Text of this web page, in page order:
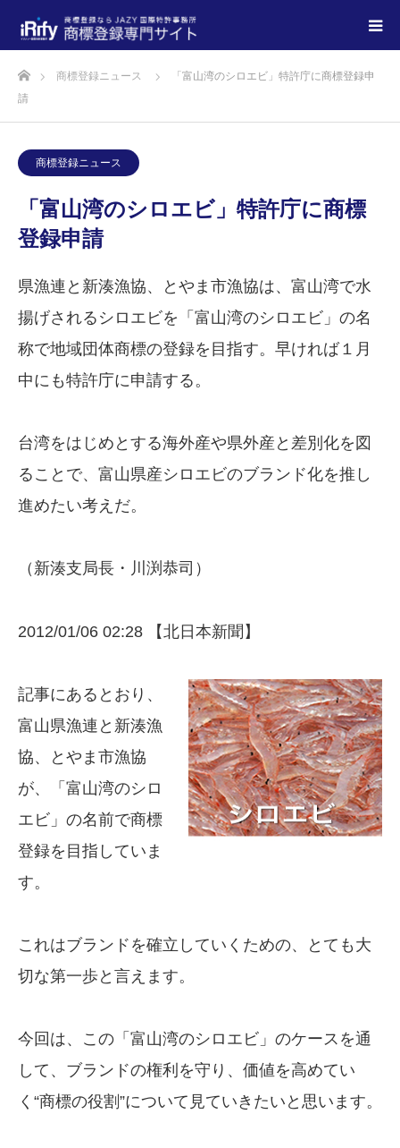
商標登録ニュース
「富山湾のシロエビ」特許庁に商標登録申
請
商標登録ニュース
「富山湾のシロエビ」特許庁に商標
登録申請
県漁連と新湊漁協、とやま市漁協は、富山湾で水
揚げされるシロエビを「富山湾のシロエビ」の名
称で地域団体商標の登録を目指す。早ければ１月
中にも特許庁に申請する。
台湾をはじめとする海外産や県外産と差別化を図
ることで、富山県産シロエビのブランド化を推し
進めたい考えだ。
（新湊支局長・川渕恭司）
2012/01/06 02:28 【北日本新聞】
記事にあるとおり、
富山県漁連と新湊漁
協、とやま市漁協
が、「富山湾のシロ
エビ」の名前で商標
登録を目指していま
す。
これはブランドを確立していくための、とても大
切な第一歩と言えます。
今回は、この「富山湾のシロエビ」のケースを通
して、ブランドの権利を守り、価値を高めてい
く“商標の役割”について見ていきたいと思います。